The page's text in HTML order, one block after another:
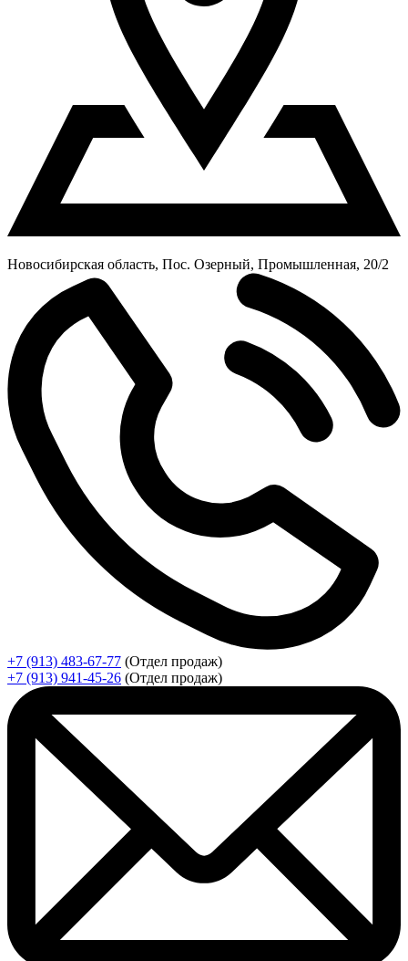
Новосибирская область, Пос. Озерный, Промышленная, 20/2
+7 (913) 483-67-77 (Отдел продаж)
+7 (913) 941-45-26 (Отдел продаж)